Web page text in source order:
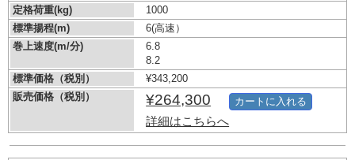
定格荷重(kg)
1000
標準揚程(m)
6(高速）
巻上速度(m/分)
6.8
8.2
標準価格（税別）
¥343,200
販売価格（税別）
¥264,300
詳細はこちらへ
カートに入れる